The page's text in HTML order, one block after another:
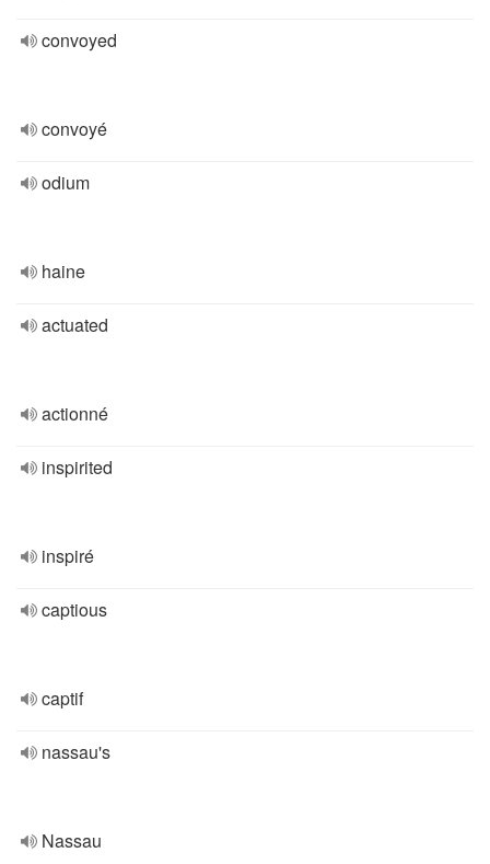
convoyed
convoyé
odium
haine
actuated
actionné
inspirited
inspiré
captious
captif
nassau's
Nassau